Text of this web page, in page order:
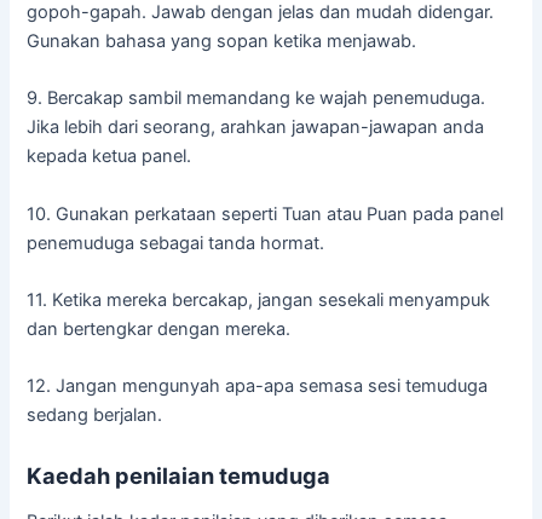
gopoh-gapah. Jawab dengan jelas dan mudah didengar.
Gunakan bahasa yang sopan ketika menjawab.
9. Bercakap sambil memandang ke wajah penemuduga.
Jika lebih dari seorang, arahkan jawapan-jawapan anda
kepada ketua panel.
10. Gunakan perkataan seperti Tuan atau Puan pada panel
penemuduga sebagai tanda hormat.
11. Ketika mereka bercakap, jangan sesekali menyampuk
dan bertengkar dengan mereka.
12. Jangan mengunyah apa-apa semasa sesi temuduga
sedang berjalan.
Kaedah penilaian temuduga